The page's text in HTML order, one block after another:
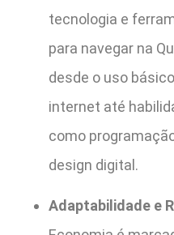
tecnologia e
para navegar na
desde o uso
internet até
como
design digital.
Adaptabilidade e